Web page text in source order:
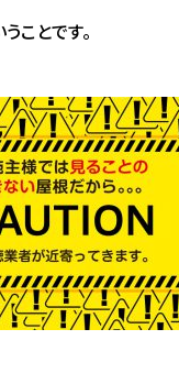
ことです。